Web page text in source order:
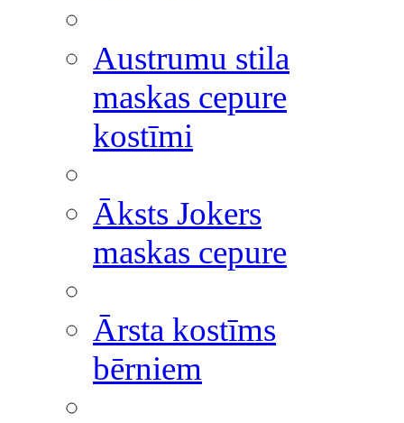
Austrumu stila
maskas cepure
kostīmi
Āksts Jokers
maskas cepure
Ārsta kostīms
bērniem